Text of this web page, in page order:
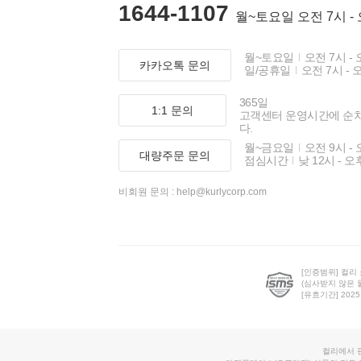
1644-1107 월~토요일 오전 7시 -
카카오톡 문의
월~토요일
오전 7시 -
일/공휴일
오전 7시 -
1:1 문의
365일
고객센터 운영시간에 순
다.
대량주문 문의
월~금요일
오전 9시 -
점심시간
낮 12시 - 오
비회원 문의 : help@kurlycorp.com
[인증범위] 컬리
(심사받지 않은
[유효기간]
컬리에서